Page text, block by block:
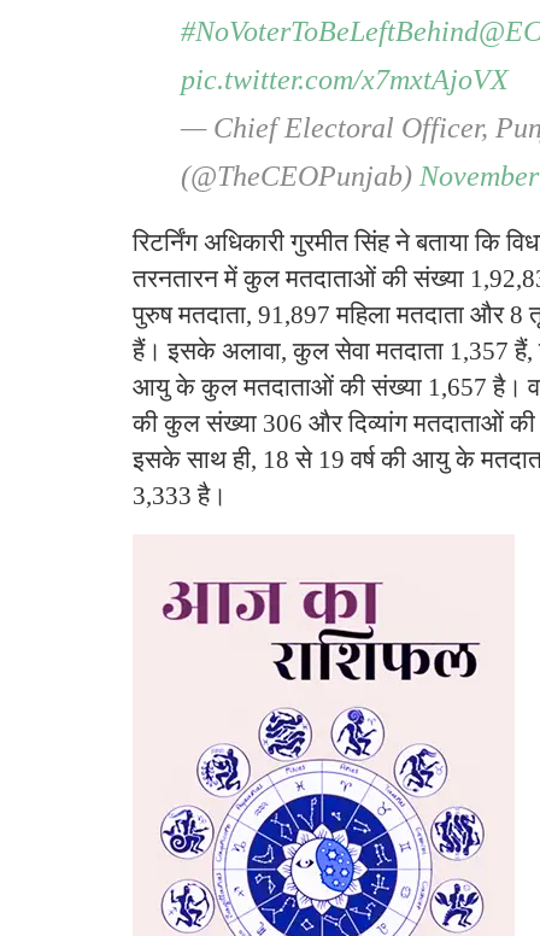
#NoVoterToBeLeftBehind
pic.twitter.com/x7mxtAjoVX
— Chief Electoral Officer,
(@TheCEOPunjab)
रिटर्निंग अधिकारी गुरमीत सिंह ने बताया कि
तरनतारन में कुल मतदाताओं की संख्या
पुरुष मतदाता, 91,897 महिला मतदाता और 8
हैं। इसके अलावा, कुल सेवा मतदाता 1,357
आयु के कुल मतदाताओं की संख्या 1,657 है।
की कुल संख्या 306 और दिव्यांग मतदाताओं
इसके साथ ही, 18 से 19 वर्ष की आयु के
3,333 है।